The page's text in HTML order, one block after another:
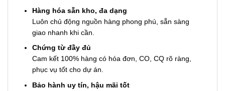
Hàng hóa sẵn kho, đa dạng
Luôn chủ động nguồn hàng phong phú, sẵn sàng
giao nhanh khi cần.
Chứng từ đầy đủ
Cam kết 100% hàng có hóa đơn, CO, CQ rõ ràng,
phục vụ tốt cho dự án.
Bảo hành uy tín, hậu mãi tốt